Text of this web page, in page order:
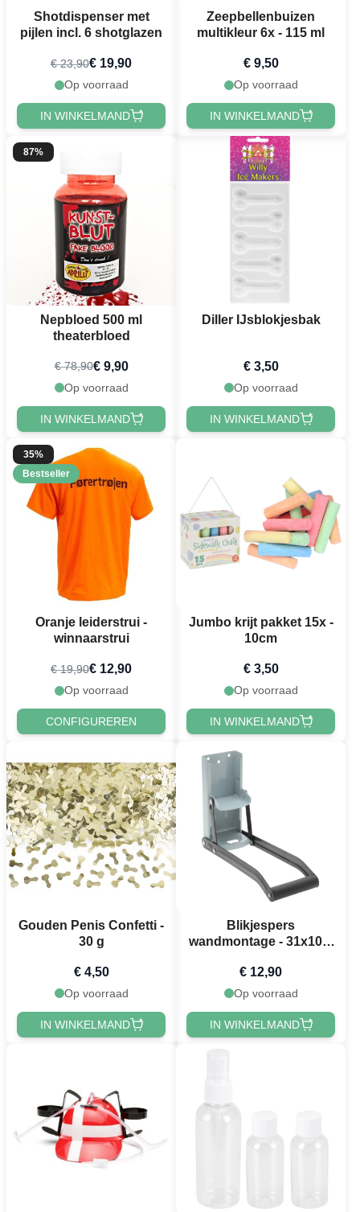
Shotdispenser met
pijlen incl. 6 shotglazen
€ 23,90€ 19,90
Op voorraad
IN WINKELMAND
Zeepbellenbuizen
multikleur 6x - 115 ml
€ 9,50
Op voorraad
IN WINKELMAND
87%
Nepbloed 500 ml
theaterbloed
€ 78,90€ 9,90
Op voorraad
IN WINKELMAND
Diller IJsblokjesbak
€ 3,50
Op voorraad
IN WINKELMAND
35%
Bestseller
Oranje leiderstrui -
winnaarstrui
€ 19,90€ 12,90
Op voorraad
CONFIGUREREN
Jumbo krijt pakket 15x -
10cm
€ 3,50
Op voorraad
IN WINKELMAND
Gouden Penis Confetti -
30 g
€ 4,50
Op voorraad
IN WINKELMAND
Blikjespers
wandmontage - 31x10,5
€ 12,90
Op voorraad
IN WINKELMAND